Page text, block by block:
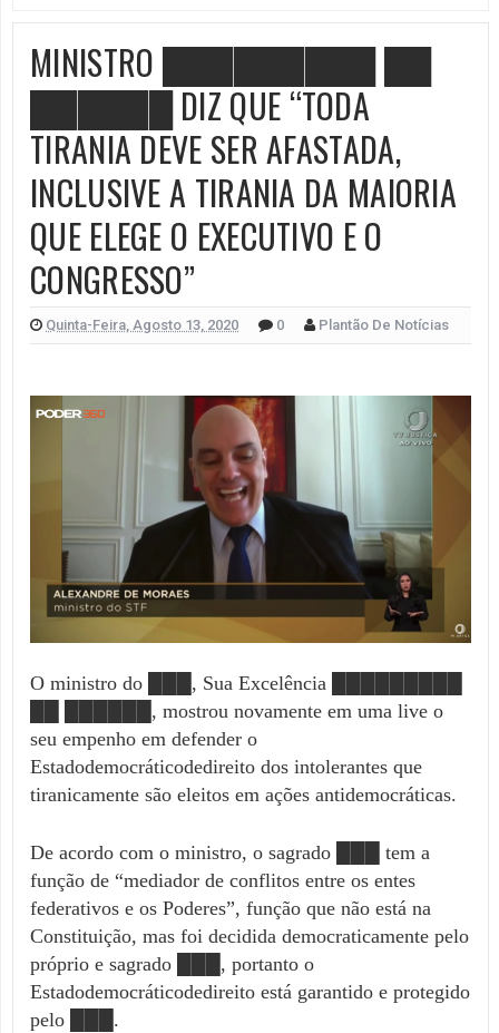
MINISTRO █████████ ██
██████ DIZ QUE “TODA
TIRANIA DEVE SER AFASTADA,
INCLUSIVE A TIRANIA DA MAIORIA
QUE ELEGE O EXECUTIVO E O
CONGRESSO”
Quinta-Feira, Agosto 13, 2020 0 Plantão De Notícias
O ministro do ███, Sua Excelência █████████
██ ██████, mostrou novamente em uma live o
seu empenho em defender o
Estadodemocráticodedireito dos intolerantes que
tiranicamente são eleitos em ações antidemocráticas.
De acordo com o ministro, o sagrado ███ tem a
função de “mediador de conflitos entre os entes
federativos e os Poderes”, função que não está na
Constituição, mas foi decidida democraticamente pelo
próprio e sagrado ███, portanto o
Estadodemocráticodedireito está garantido e protegido
pelo ███.